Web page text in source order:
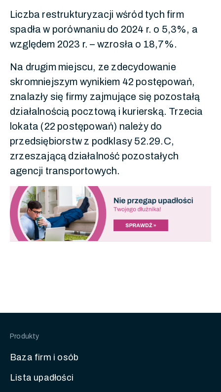
Liczba restrukturyzacji wśród tych firm
spadła w porównaniu do 2024 r. o 5,3%, a
względem 2023 r. – wzrosła o 18,7%.
Na drugim miejscu, ze zdecydowanie
skromniejszym wynikiem 42 postępowań,
znalazły się firmy zajmujące się pozostałą
działalnością pocztową i kurierską. Trzecia
lokata (22 postępowań) należy do
przedsiębiorstw z podklasy 52.29.C,
zrzeszającą działalność pozostałych
agencji transportowych.
Produkty
Baza firm i osób
Lista upadłości